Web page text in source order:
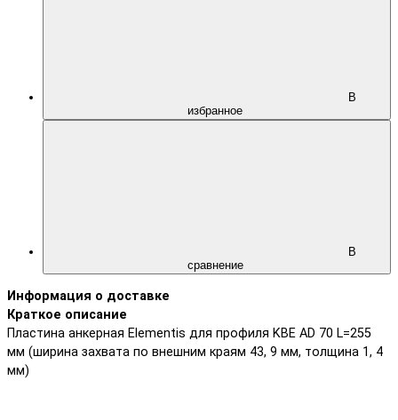
В
избранное
В
сравнение
Информация о доставке
Краткое описание
Пластина анкерная Elementis для профиля KBE AD 70 L=255
мм (ширина захвата по внешним краям 43, 9 мм, толщина 1, 4
мм)